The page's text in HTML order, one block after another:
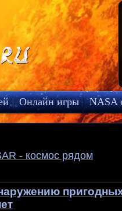
Онлайн игры
NASA
- космос рядом